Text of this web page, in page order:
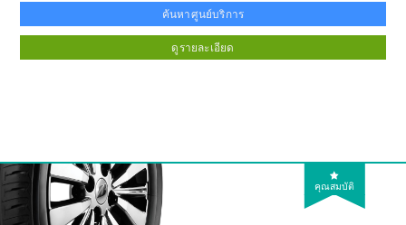
ค้นหาศูนย์บริการ
ดูรายละเอียด
คุณสมบัติ